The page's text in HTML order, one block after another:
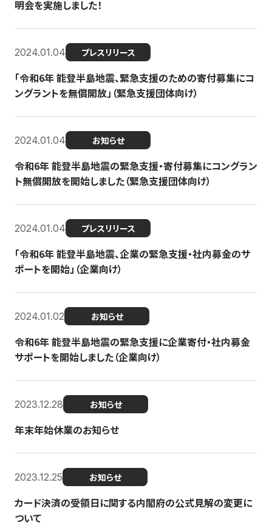
明会を実施しました！
2024.01.04 プレスリリース
「令和6年 能登半島地震、緊急支援のための寄付募集にコ
ングラントを無償開放」（緊急支援団体向け）
2024.01.04 お知らせ
令和6年 能登半島地震の緊急支援・寄付募集にコングラン
ト無償開放を開始しました（緊急支援団体向け）
2024.01.04 プレスリリース
「令和6年 能登半島地震、企業の緊急支援・社内募金のサ
ポートを開始」（企業向け）
2024.01.02 お知らせ
令和6年 能登半島地震の緊急支援に企業寄付・社内募金
サポートを開始しました（企業向け）
2023.12.28 お知らせ
年末年始休業のお知らせ
2023.12.25 お知らせ
カード決済の受領日に関する内閣府の公式見解の変更に
ついて